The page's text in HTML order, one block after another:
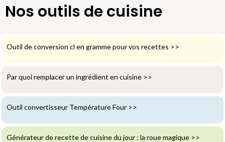
Nos outils de cuisine
Outil de conversion cl en gramme pour vos recettes >>
Par quoi remplacer un ingrédient en cuisine >>
Outil convertisseur Température Four >>
Générateur de recette de cuisine du jour : la roue magique >>